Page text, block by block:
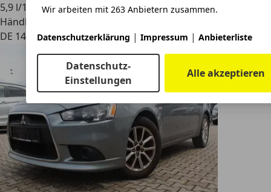
Wir arbeiten mit 263 Anbietern zusammen.
Datenschutzerklärung | Impressum | Anbieterliste
Datenschutz-
Einstellungen
Alle akzeptieren
5,9 l/100 km (komb.)
Händler
DE 14612